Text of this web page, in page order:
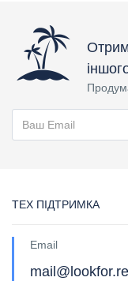
ТЕХ ПІДТРИМКА
Email